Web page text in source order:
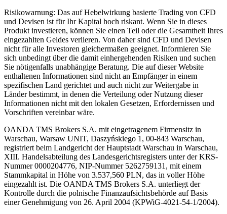
Risikowarnung: Das auf Hebelwirkung basierte Trading von CFD
und Devisen ist für Ihr Kapital hoch riskant. Wenn Sie in dieses
Produkt investieren, können Sie einen Teil oder die Gesamtheit Ihres
eingezahlten Geldes verlieren. Von daher sind CFD und Devisen
nicht für alle Investoren gleichermaßen geeignet. Informieren Sie
sich unbedingt über die damit einhergehenden Risiken und suchen
Sie nötigenfalls unabhängige Beratung. Die auf dieser Website
enthaltenen Informationen sind nicht an Empfänger in einem
spezifischen Land gerichtet und auch nicht zur Weitergabe in
Länder bestimmt, in denen die Verteilung oder Nutzung dieser
Informationen nicht mit den lokalen Gesetzen, Erfordernissen und
Vorschriften vereinbar wäre.
OANDA TMS Brokers S.A. mit eingetragenem Firmensitz in
Warschau, Warsaw UNIT, Daszyńskiego 1, 00-843 Warschau,
registriert beim Landgericht der Hauptstadt Warschau in Warschau,
XIII. Handelsabteilung des Landesgerichtsregisters unter der KRS-
Nummer 0000204776, NIP-Nummer 5262759131, mit einem
Stammkapital in Höhe von 3.537,560 PLN, das in voller Höhe
eingezahlt ist. Die OANDA TMS Brokers S.A. unterliegt der
Kontrolle durch die polnische Finanzaufsichtsbehörde auf Basis
einer Genehmigung von 26. April 2004 (KPWiG-4021-54-1/2004).